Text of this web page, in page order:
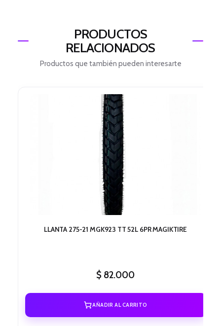
PRODUCTOS
RELACIONADOS
Productos que también pueden interesarte
LLANTA 275-21 MGK923 TT 52L 6PR MAGIKTIRE
$ 82.000
AÑADIR AL CARRITO